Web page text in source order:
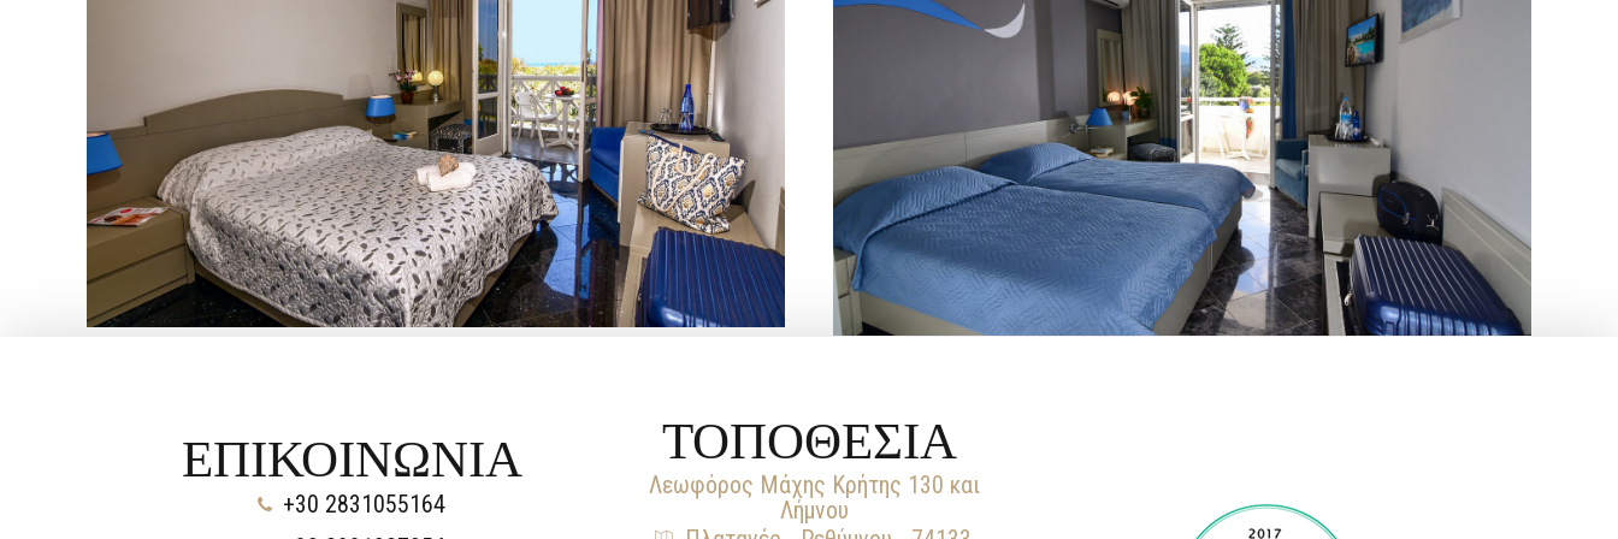
Περισσότερα για
Μονόκλινα Δωμάτια
Περισσότερα για
Δίκλινα Δωμάτια
ΕΠΙΚΟΙΝΩΝΙΑ
+30 2831055164
ΤΟΠΟΘΕΣΙΑ
Λεωφόρος Μάχης Κρήτης 130 και
Λήμνου